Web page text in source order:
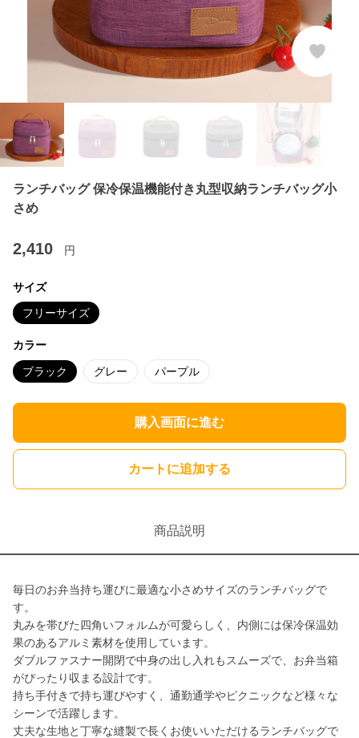
ランチバッグ 保冷保温機能付き丸型収納ランチバッグ小
さめ
2,410 円
サイズ
フリーサイズ
カラー
ブラック グレー パープル
購入画面に進む
カートに追加する
商品説明
毎日のお弁当持ち運びに最適な小さめサイズのランチバッグで
す。
丸みを帯びた四角いフォルムが可愛らしく、内側には保冷保温効
果のあるアルミ素材を使用しています。
ダブルファスナー開閉で中身の出し入れもスムーズで、お弁当箱
がぴったり収まる設計です。
持ち手付きで持ち運びやすく、通勤通学やピクニックなど様々な
シーンで活躍します。
丈夫な生地と丁寧な縫製で長くお使いいただけるランチバッグで